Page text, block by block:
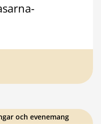
och evenemang